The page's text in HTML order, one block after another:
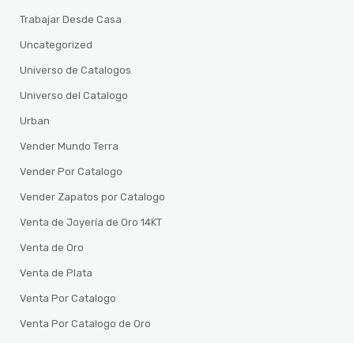
Trabajar Desde Casa
Uncategorized
Universo de Catalogos
Universo del Catalogo
Urban
Vender Mundo Terra
Vender Por Catalogo
Vender Zapatos por Catalogo
Venta de Joyería de Oro 14KT
Venta de Oro
Venta de Plata
Venta Por Catalogo
Venta Por Catalogo de Oro